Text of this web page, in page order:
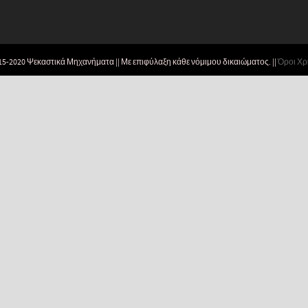
2020 Ψεκαστικά Μηχανήματα || Με επιφύλαξη κάθε νόμιμου δικαιώματος. ||Όροι